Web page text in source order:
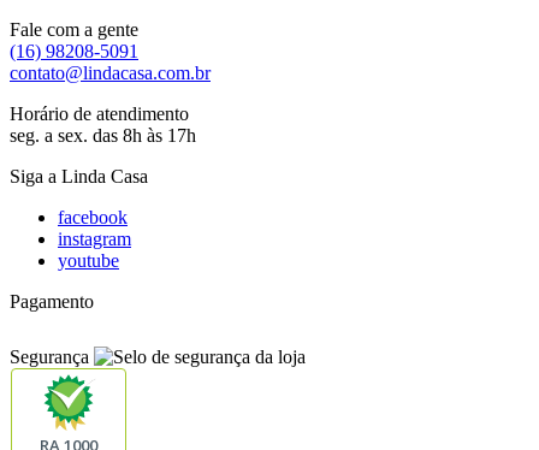
Fale com a gente
(16) 98208-5091
contato@lindacasa.com.br
Horário de atendimento
seg. a sex. das 8h às 17h
Siga a Linda Casa
facebook
instagram
youtube
Pagamento
Segurança
RA 1000